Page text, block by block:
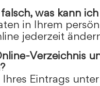
was kann
in Ihrem
jederzeit
Verzeichnis
Eintrags